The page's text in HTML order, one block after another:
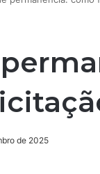
de 2025